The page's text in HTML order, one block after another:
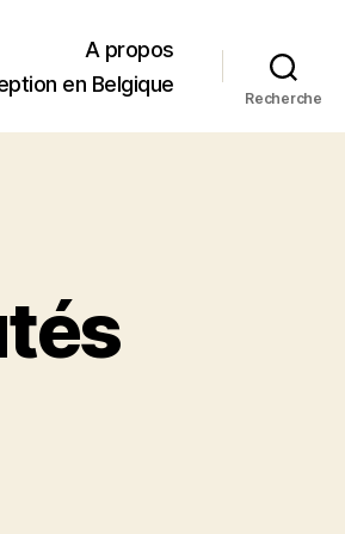
A propos
en Belgique
Recherche